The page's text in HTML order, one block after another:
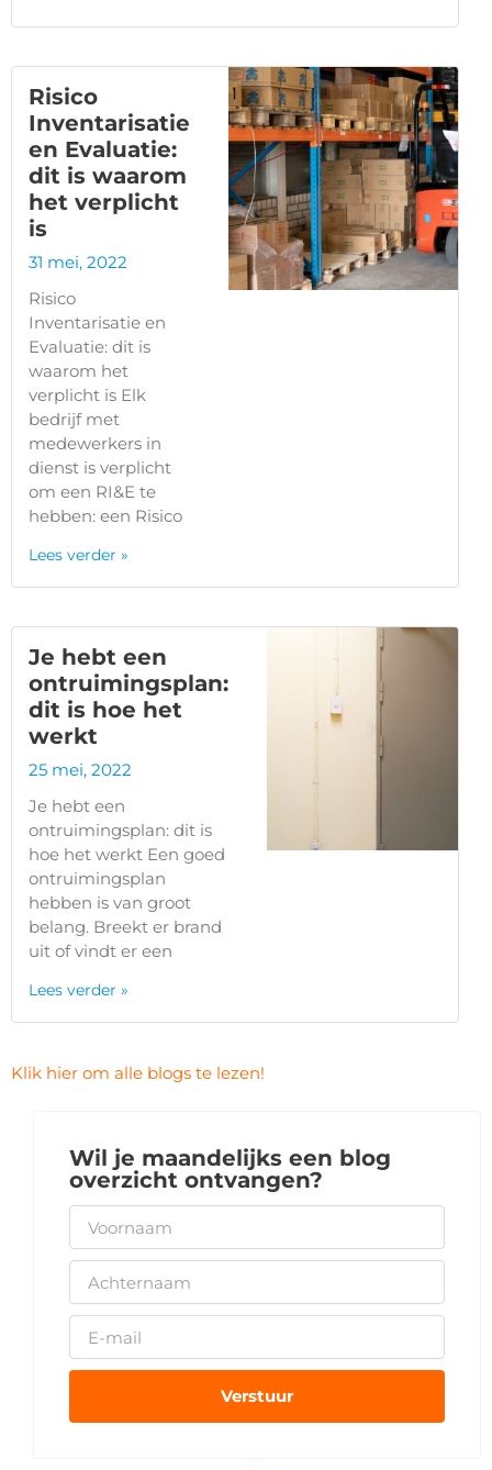
Risico
Inventarisatie
en Evaluatie:
dit is waarom
het verplicht
is
31 mei, 2022
Risico
Inventarisatie en
Evaluatie: dit is
waarom het
verplicht is Elk
bedrijf met
medewerkers in
dienst is verplicht
om een RI&E te
hebben: een Risico
Lees verder »
Je hebt een
ontruimingsplan:
dit is hoe het
werkt
25 mei, 2022
Je hebt een
ontruimingsplan: dit is
hoe het werkt Een goed
ontruimingsplan
hebben is van groot
belang. Breekt er brand
uit of vindt er een
Lees verder »
Klik hier om alle blogs te lezen!
Wil je maandelijks een blog
overzicht ontvangen?
Verstuur